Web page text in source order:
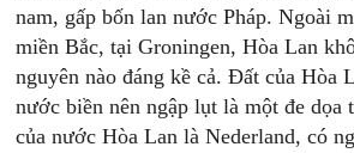
nam, gấp bốn lan nước Pháp. Ngoài
miền Bắc, tại Groningen, Hòa Lan
nguyên nào đáng kề cả. Đất của Hòa
nước biền nên ngập lụt là một đe dọa
của nước Hòa Lan là Nederland, có